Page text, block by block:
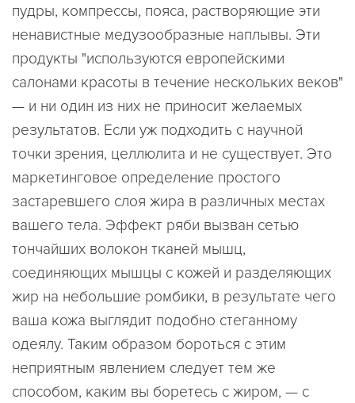
пудры, компрессы, пояса, растворяющие эти
ненавистные медузообразные наплывы. Эти
продукты "используются европейскими
салонами красоты в течение нескольких веков"
— и ни один из них не приносит желаемых
результатов. Если уж подходить с научной
точки зрения, целлюлита и не существует. Это
маркетинговое определение простого
застаревшего слоя жира в различных местах
вашего тела. Эффект ряби вызван сетью
тончайших волокон тканей мышц,
соединяющих мышцы с кожей и разделяющих
жир на небольшие ромбики, в результате чего
ваша кожа выглядит подобно стеганному
одеялу. Таким образом бороться с этим
неприятным явлением следует тем же
способом, каким вы боретесь с жиром, — с